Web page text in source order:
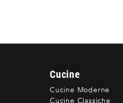
Cucine
Cucine Moderne
Cucine Classiche